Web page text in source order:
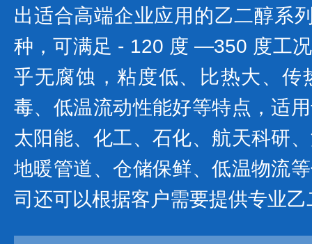
出适合高端企业应用的乙二醇系
种，可满足 - 120 度 —350 度工
乎无腐蚀，粘度低、比热大、传
毒、低温流动性能好等特点，适
太阳能、化工、石化、航天科研
地暖管道、仓储保鲜、低温物流
司还可以根据客户需要提供专业